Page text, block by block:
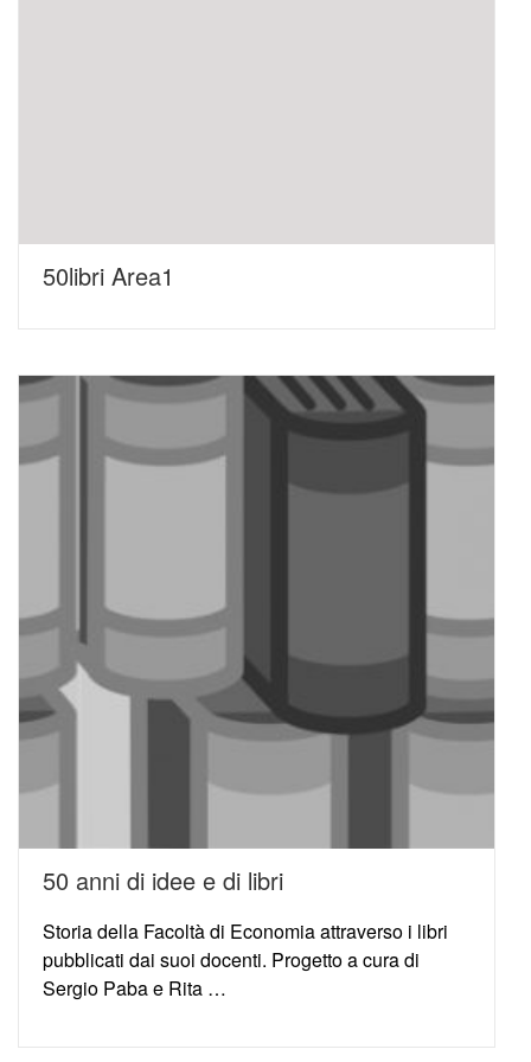
50libri Area1
50 anni di idee e di libri
Storia della Facoltà di Economia attraverso i libri
pubblicati dai suoi docenti. Progetto a cura di
Sergio Paba e Rita …